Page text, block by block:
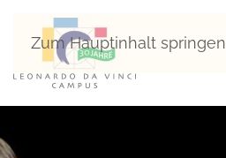
Zum Hauptinhalt springen